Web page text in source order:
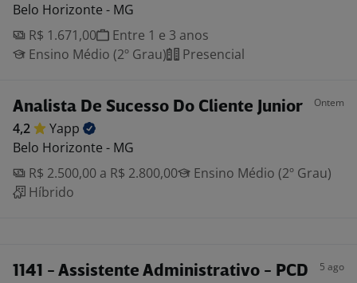
Belo Horizonte - MG
R$ 1.671,00
Entre 1 e 3 anos
Ensino Médio (2º Grau)
Presencial
Analista De Sucesso Do Cliente Junior Ontem
4,2
Yapp
Belo Horizonte - MG
R$ 2.500,00 a R$ 2.800,00
Ensino Médio (2º Grau)
Híbrido
1141 - Assistente Administrativo - PCD 5 ago